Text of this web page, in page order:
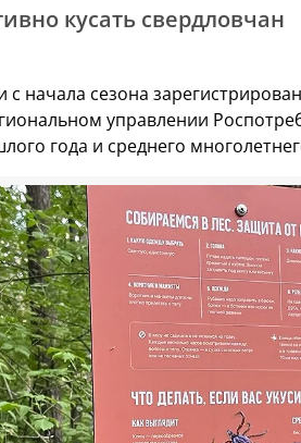
кусать свердловчан
с начала сезона
управлении
года и среднего